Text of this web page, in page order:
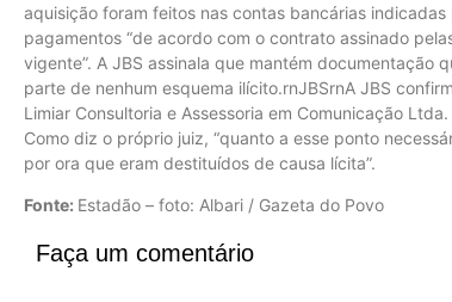
aquisição foram feitos nas contas bancárias
pagamentos “de acordo com o contrato assinado
vigente”. A JBS assinala que mantém documentação
parte de nenhum esquema ilícito.rnJBSrnA JBS
Limiar Consultoria e Assessoria em Comunicação
Como diz o próprio juiz, “quanto a esse ponto
por ora que eram destituídos de causa lícita”.
Fonte: Estadão – foto: Albari / Gazeta do Povo
Faça um comentário